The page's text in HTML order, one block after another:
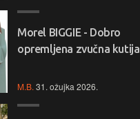
Morel BIGGIE - Dobro
opremljena zvučna kutija
M.B. 31. ožujka 2026.